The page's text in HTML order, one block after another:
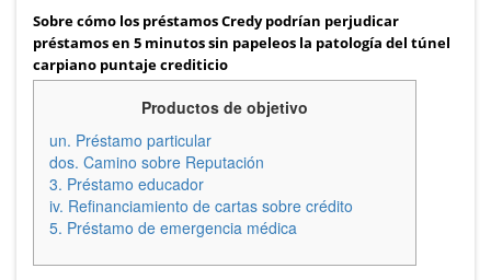
Sobre cómo los préstamos Credy podrían perjudicar
préstamos en 5 minutos sin papeleos la patologí­a del túnel
carpiano puntaje crediticio
Productos de objetivo
un. Préstamo particular
dos. Camino sobre Reputación
3. Préstamo educador
iv. Refinanciamiento de cartas sobre crédito
5. Préstamo de emergencia médica